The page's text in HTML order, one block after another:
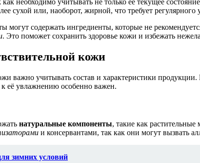
сухой или, наоборот, жирной, что требует регулярного
содержать ингредиенты, которые не
. Это поможет сохранить здоровье кожи и избежать
кожи
важно учитывать состав и характеристики
её увлажнению особенно важен.
натуральные компоненты, такие как
и консервантами, так как они могут вызвать
зимних условий